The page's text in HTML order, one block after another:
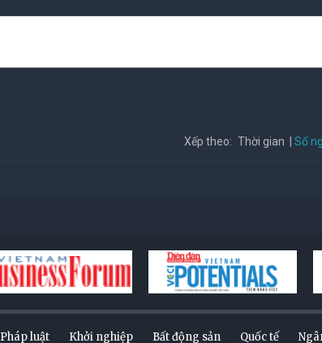
Xếp theo: Thời gian Số
Pháp luật Khởi nghiệp Bất động sản Quốc tế